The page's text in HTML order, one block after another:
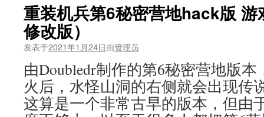
重装机兵第6秘密营地hack版
修改版）
发表于2021年1月24日由管理员
由Doubledr制作的第6秘密营地版
火后，水怪山洞的右侧就会出现传
这算是一个非常古早的版本，但由